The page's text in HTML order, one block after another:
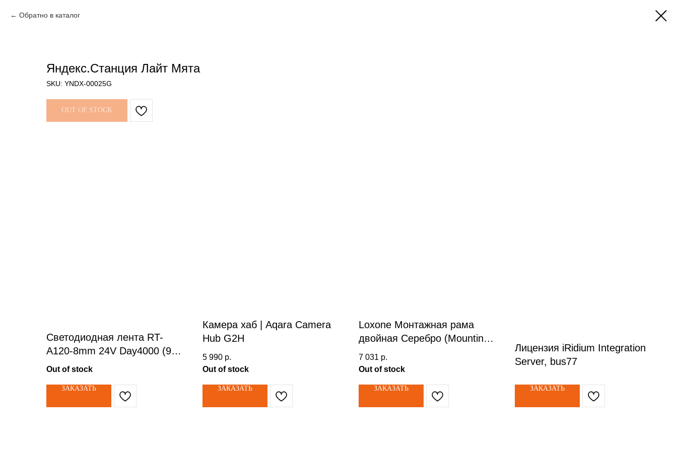
Обратно в каталог
Яндекс.Станция Лайт Мята
SKU: YNDX-00025G
OUT OF STOCK
Светодиодная лента RT-
A120-8mm 24V Day4000 (9.6
W/m, IP20, 2835, 50m)
024570(2)
Out of stock
ЗАКАЗАТЬ
Камера хаб | Aqara Camera
Hub G2H
5 990 р.
Out of stock
ЗАКАЗАТЬ
Loxone Монтажная рама
двойная Серебро (Mounting
Bracket Double Silver) арт.
100489
7 031 р.
Out of stock
ЗАКАЗАТЬ
Лицензия iRidium Integration
Server, bus77
ЗАКАЗАТЬ